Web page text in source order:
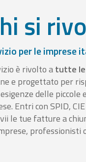
si
per le imprese
è rivolto atutte
e progettato per
delle piccole
Entri con SPID,
le tue fatture a
professionisti